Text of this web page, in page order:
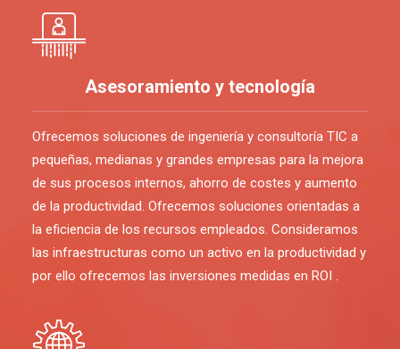
Asesoramiento y tecnología
Ofrecemos soluciones de ingeniería y consultoría TIC a
pequeñas, medianas y grandes empresas para la mejora
de sus procesos internos, ahorro de costes y aumento
de la productividad. Ofrecemos soluciones orientadas a
la eficiencia de los recursos empleados. Consideramos
las infraestructuras como un activo en la productividad y
por ello ofrecemos las inversiones medidas en ROI .